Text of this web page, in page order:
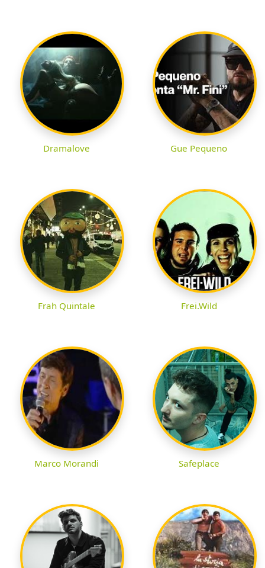
Dramalove Gue Pequeno
Frah Quintale Frei.Wild
Marco Morandi Safeplace